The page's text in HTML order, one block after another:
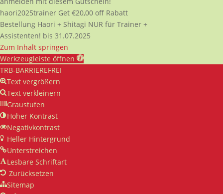
haori2025trainer Get €20,00 off Rabatt
Bestellung Haori + Shitagi NUR für Trainer +
Assistenten! bis 31.07.2025
Zum Inhalt springen
Werkzeugleiste öffnen
TRB-BARRIEREFREI
Text vergrößern
Text verkleinern
Graustufen
Hoher Kontrast
Negativkontrast
Heller Hintergrund
Unterstreichen
Lesbare Schriftart
Zurücksetzen
Sitemap